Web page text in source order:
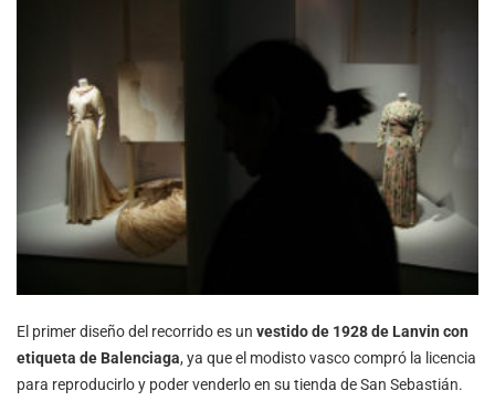
El primer diseño del recorrido es un vestido de 1928 de Lanvin con
etiqueta de Balenciaga, ya que el modisto vasco compró la licencia
para reproducirlo y poder venderlo en su tienda de San Sebastián.